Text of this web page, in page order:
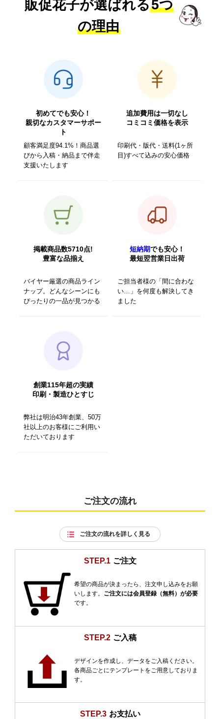
販促花子が選ばれる5つ
の理由
初めてでも安心！
親切なカスタマーサポー
ト
顧客満足度94.1%！商品選
びから入稿・納品まで伴走
支援いたします
追加費用は一切なし
コミコミ価格を表示
印刷代・版代・送料(1ヶ所
目)すべて込みの安心価格
掲載商品数5710点!
豊富な品揃え
バイヤー厳選の商品ライン
ナップ。どんなシーンにも
ぴったりの一品が見つかる
短納期でも安心！
最短翌営業日出荷
ご担当者様の「間に合わな
い…」を何度も解決してき
ました
創業115年超の実績
印刷・製造ひとすじ
弊社は明治43年創業、50万
社以上のお客様にご利用い
ただいております
ご注文の流れ
ご注文の流れを詳しく見る
STEP.1 ご注文
希望の商品が決まったら、注文申し込みをお願
いします。 ご注文には会員登録（無料）が必要
です。
STEP.2 ご入稿
デザインを作成し、データをご入稿ください。
各商品ごとにテンプレートをご用意しておりま
す。
STEP.3 お支払い